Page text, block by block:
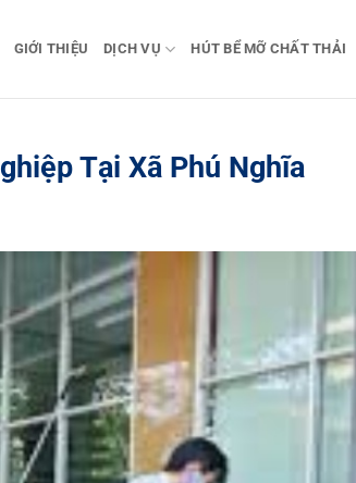
GIỚI THIỆU DỊCH VỤ HÚT BỂ MỠ CHẤT THẢI
Tại Xã Phú Nghĩa